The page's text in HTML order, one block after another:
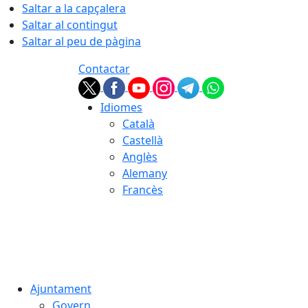
Saltar a la capçalera
Saltar al contingut
Saltar al peu de pàgina
Contactar
Idiomes
Català
Castellà
Anglès
Alemany
Francès
Ajuntament